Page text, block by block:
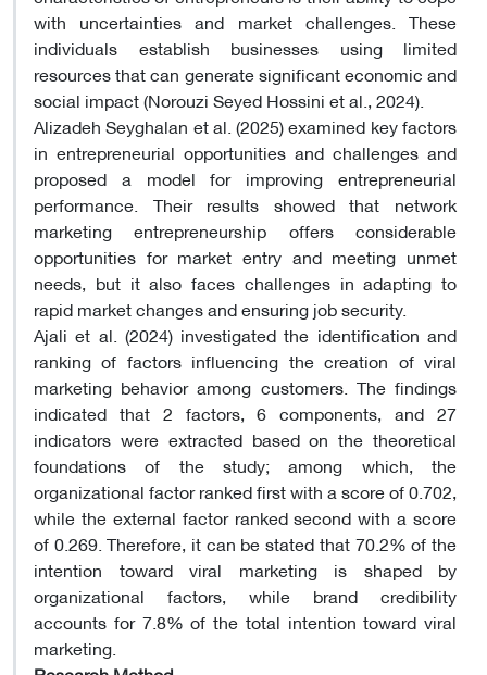
with uncertainties and market challenges. These
individuals establish businesses using limited
resources that can generate significant economic and
social impact (Norouzi Seyed Hossini et al., 2024).
Alizadeh Seyghalan et al. (2025) examined key factors
in entrepreneurial opportunities and challenges and
proposed a model for improving entrepreneurial
performance. Their results showed that network
marketing entrepreneurship offers considerable
opportunities for market entry and meeting unmet
needs, but it also faces challenges in adapting to
rapid market changes and ensuring job security.
Ajali et al. (2024) investigated the identification and
ranking of factors influencing the creation of viral
marketing behavior among customers. The findings
indicated that 2 factors, 6 components, and 27
indicators were extracted based on the theoretical
foundations of the study; among which, the
organizational factor ranked first with a score of 0.702,
while the external factor ranked second with a score
of 0.269. Therefore, it can be stated that 70.2% of the
intention toward viral marketing is shaped by
organizational factors, while brand credibility
accounts for 7.8% of the total intention toward viral
marketing.